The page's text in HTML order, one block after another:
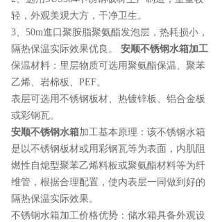
轻，外观美观大方，干净卫生。
3、50m進口聚胺脂聚氨酯发泡层，热耗损小，
隔热保温实际效果优良。 安顺不锈钢水箱加工
保温材料：里层物质可选用聚氨酯保温、聚苯
乙烯、岩棉板、PEF。
表层可选用不锈钢板材、热镀锌板、铝合金板
或彩钢瓦。
安顺不锈钢水箱加工基本原理：该不锈钢水箱
是以不锈钢板材或用彩钢瓦等为表面，内肌阻
燃性自熄型聚苯乙烯料板或聚氨酯材料等为纤
维管，根据合理配置，使内表层一同做到好的
隔热保温实际效果。
不锈钢水箱加工价格优势：储水箱具备外观设